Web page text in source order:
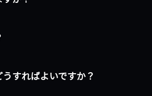
すればよいですか？